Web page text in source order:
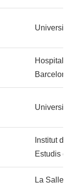
Hospital
Barcelona
Institut de
Estudis
La Salle